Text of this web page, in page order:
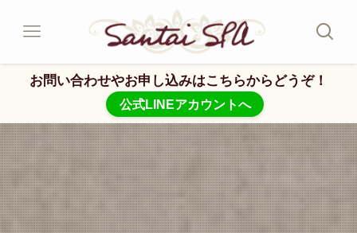
お問い合わせやお申し込みはこちらからどうぞ！
公式LINEアカウントへ